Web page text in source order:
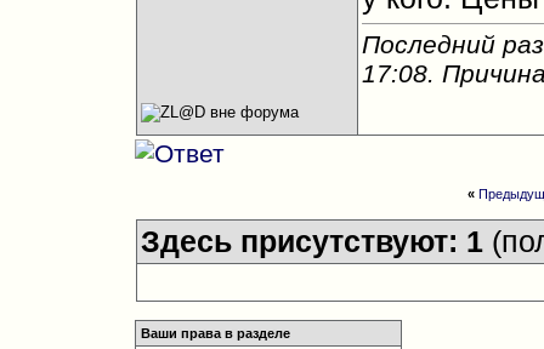
Последний
17:08.
«
Здесь присутствуют: 1
Ваши права в разделе